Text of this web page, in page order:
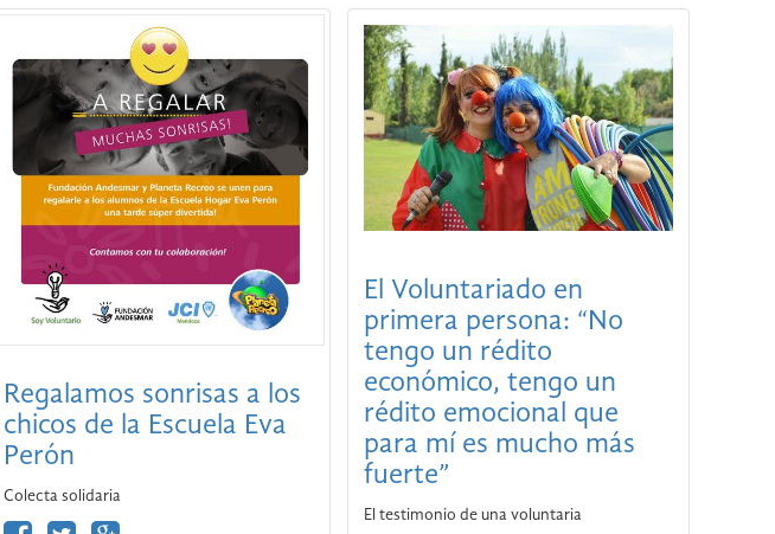
Regalamos sonrisas a los
chicos de la Escuela Eva
Colecta solidaria
El Voluntariado en
primera persona: “No
tengo un rédito
económico, tengo un
rédito emocional que
para mí es mucho más
fuerte”
El testimonio de una voluntaria